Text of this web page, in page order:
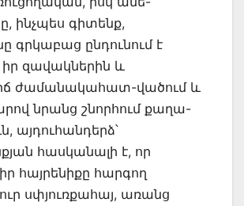
ինչպես գիտենք,
գրկաբաց ընդունում է
զավակներին և
ժամանակահատ-վածում և
նրանց շնորհում քաղա-
այդուհանդերձ՝
հասկանալի է, որ
հայրենիքը հարգող
սփյուռքահայ, առանց